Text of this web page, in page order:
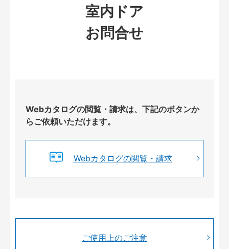
室内ドア
お問合せ
Webカタログの閲覧・請求は、下記のボタンか
らご依頼いただけます。
Webカタログの閲覧・請求
ご使用上のご注意